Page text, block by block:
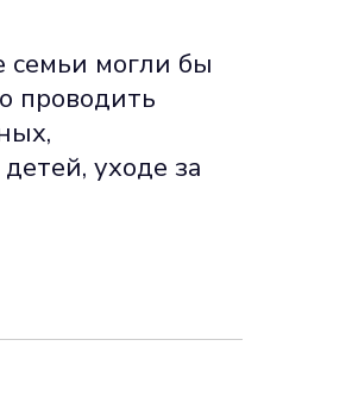
семьи могли бы
проводить
уходе за